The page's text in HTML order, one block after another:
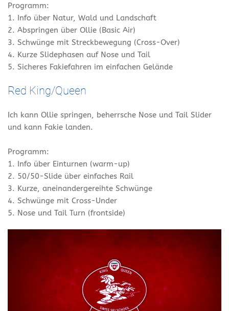
Programm:
1. Info über Natur, Wald und Landschaft
2. Abspringen über Ollie (Basic Air)
3. Schwünge mit Streckbewegung (Cross-Over)
4. Kurze Slidephasen auf Nose und Tail
5. Sicheres Fakiefahren im einfachen Gelände
Red King/Queen
Ich kann Ollie springen, beherrsche Nose und Tail Slider
und kann Fakie landen.
Programm:
1. Info über Einturnen (warm-up)
2. 50/50-Slide über einfaches Rail
3. Kurze, aneinandergereihte Schwünge
4. Schwünge mit Cross-Under
5. Nose und Tail Turn (frontside)